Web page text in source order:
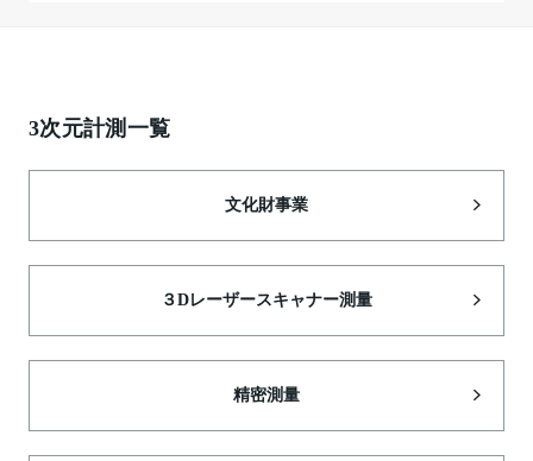
3次元計測一覧
文化財事業
３Dレーザースキャナー測量
精密測量